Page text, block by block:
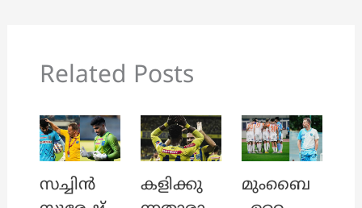
Related Posts
സച്ചിൻ
കളിക്കു
മുംബൈ